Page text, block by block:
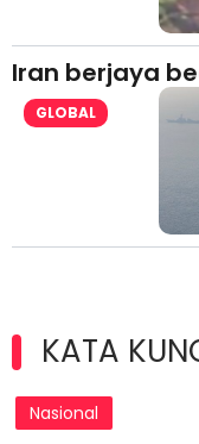
Iran berjaya
GLOBAL
KATA
Nasional